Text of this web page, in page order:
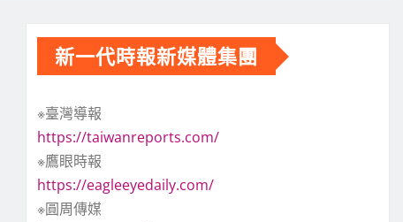
新一代時報新媒體集團
※臺灣導報
https://taiwanreports.com/
※鷹眼時報
https://eagleeyedaily.com/
※圓周傳媒